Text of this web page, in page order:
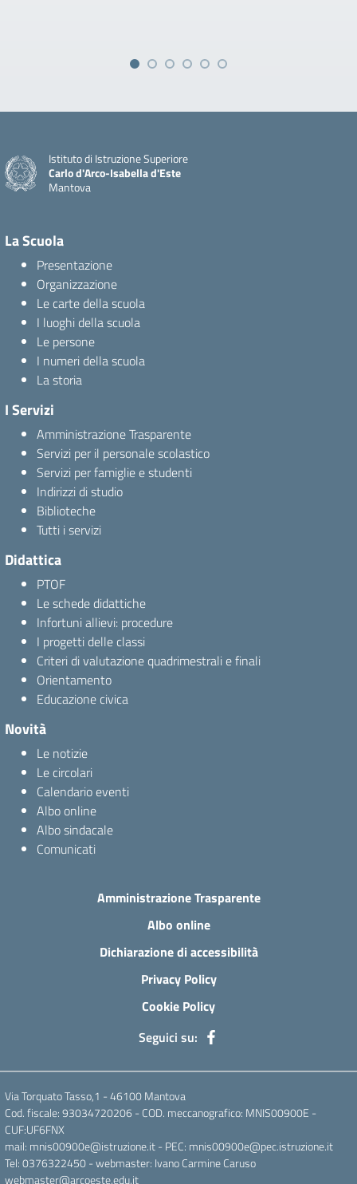
Istituto di Istruzione Superiore
Carlo d'Arco-Isabella d'Este
Mantova
La Scuola
Presentazione
Organizzazione
Le carte della scuola
I luoghi della scuola
Le persone
I numeri della scuola
La storia
I Servizi
Amministrazione Trasparente
Servizi per il personale scolastico
Servizi per famiglie e studenti
Indirizzi di studio
Biblioteche
Tutti i servizi
Didattica
PTOF
Le schede didattiche
Infortuni allievi: procedure
I progetti delle classi
Criteri di valutazione quadrimestrali e finali
Orientamento
Educazione civica
Novità
Le notizie
Le circolari
Calendario eventi
Albo online
Albo sindacale
Comunicati
Amministrazione Trasparente
Albo online
Dichiarazione di accessibilità
Privacy Policy
Cookie Policy
Seguici su:
Via Torquato Tasso,1 - 46100 Mantova
Cod. fiscale: 93034720206 - COD. meccanografico: MNIS00900E -
CUF:UF6FNX
mail: mnis00900e@istruzione.it - PEC: mnis00900e@pec.istruzione.it
Tel: 0376322450 - webmaster: Ivano Carmine Caruso
webmaster@arcoeste.edu.it